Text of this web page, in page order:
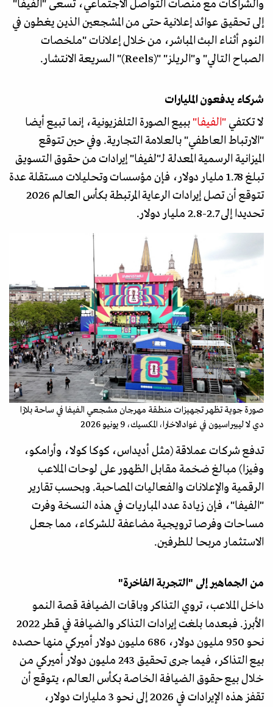
والشراكات مع منصات التواصل الاجتماعي، تسعى "الفيفا"
إلى تحقيق عوائد إعلانية حتى من المشجعين الذين يغطون في
النوم أثناء البث المباشر، من خلال إعلانات "ملخصات
الصباح التالي" و"الـريلز" "(Reels)" السريعة الانتشار.
شركاء يدفعون المليارات
لا تكتفي "الفيفا" ببيع الصورة التلفزيونية، إنما تبيع أيضا
"الارتباط العاطفي" بالعلامة التجارية. وفي حين تتوقع
الميزانية الرسمية المعدلة لـ"لفيفا" إيرادات من حقوق التسويق
تبلغ 1.78 مليار دولار، فإن مؤسسات وتحليلات مستقلة عدة
تتوقع أن تصل إيرادات الرعاية المرتبطة بكأس العالم 2026
تحديدا إلى 2.7-2.8 مليار دولار.
أ.ف.ب
صورة جوية تظهر تجهيزات منطقة مهرجان مشجعي الفيفا في ساحة بلازا
دي لا ليبيراسيون في غوادالاخارا، المكسيك، 9 يونيو 2026
تدفع شركات عملاقة (مثل أديداس، كوكا كولا، وأرامكو،
وفيزا) مبالغ ضخمة مقابل الظهور على لوحات الملاعب
الرقمية والإعلانات والفعاليات المصاحبة. وبحسب تقارير
"الفيفا"، فإن زيادة عدد المباريات في هذه النسخة وفرت
مساحات وفرصا ترويجية مضاعفة للشركاء، مما جعل
الاستثمار مربحا للطرفين.
من الجماهير إلى "التجربة الفاخرة"
داخل الملاعب، تروي التذاكر وباقات الضيافة قصة النمو
الأبرز. فبعدما بلغت إيرادات التذاكر والضيافة في قطر 2022
نحو 950 مليون دولار، 686 مليون دولار أميركي منها حصده
بيع التذاكر، فيما جرى تحقيق 243 مليون دولار أميركي من
خلال بيع حقوق الضيافة الخاصة بكأس العالم، يتوقع أن
تقفز هذه الإيرادات في 2026 إلى نحو 3 مليارات دولار،